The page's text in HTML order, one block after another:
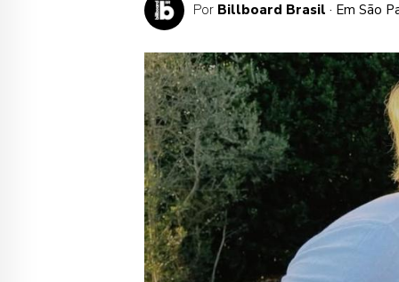
Por Billboard Brasil · Em São